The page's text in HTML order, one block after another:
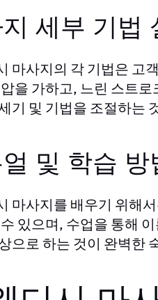
세부 기법
마사지의 각 기법은 고
을 가하고, 느린 스트
기 및 기법을 조절하는
및 학습 방
마사지를 배우기 위해
있으며, 수업을 통해
으로 하는 것이 완벽한